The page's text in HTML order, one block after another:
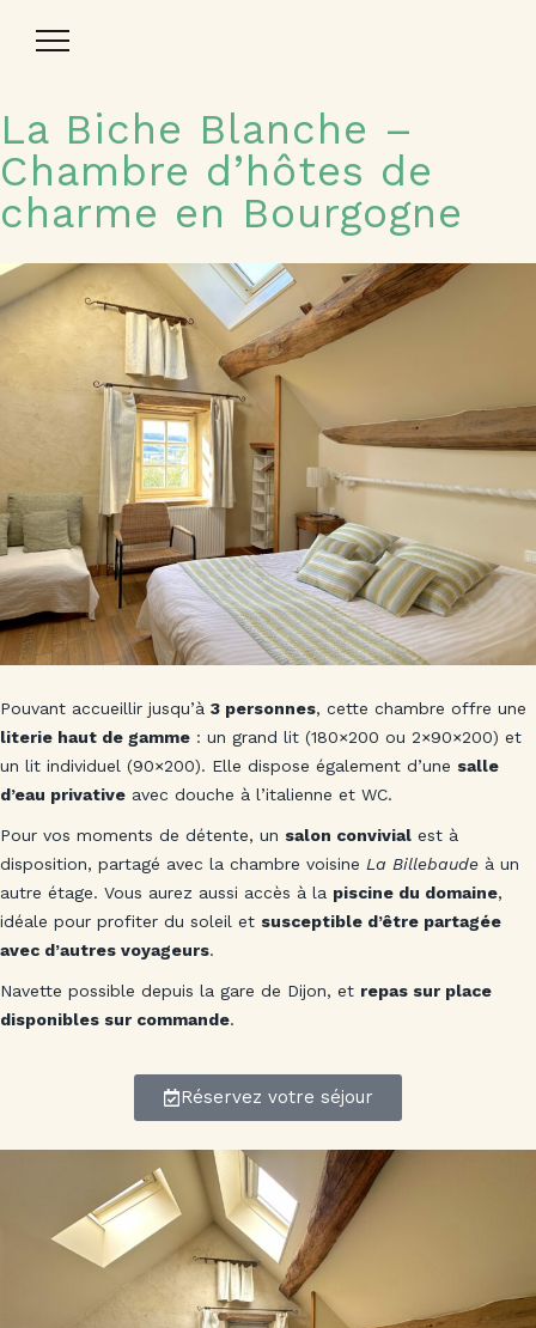
Toggle
La Biche Blanche –
Chambre d’hôtes de
charme en Bourgogne
Pouvant accueillir jusqu’à 3 personnes, cette chambre offre une
literie haut de gamme : un grand lit (180×200 ou 2×90×200) et
un lit individuel (90×200). Elle dispose également d’une salle
d’eau privative avec douche à l’italienne et WC.
Pour vos moments de détente, un salon convivial est à
disposition, partagé avec la chambre voisine La Billebaude à un
autre étage. Vous aurez aussi accès à la piscine du domaine,
idéale pour profiter du soleil et susceptible d’être partagée
avec d’autres voyageurs.
Navette possible depuis la gare de Dijon, et repas sur place
disponibles sur commande.
Réservez votre séjour